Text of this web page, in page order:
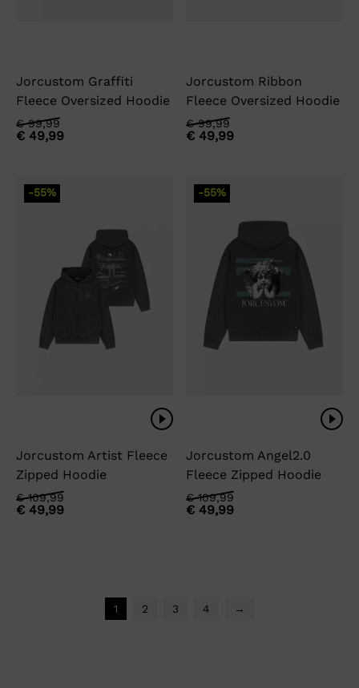
Jorcustom Graffiti
Fleece Oversized Hoodie
€99,99
Oorspronkelijke
prijs
€ 49,99
Huidige
prijs
Jorcustom Ribbon
Fleece Oversized Hoodie
€99,99
Oorspronkelijke
prijs
€ 49,99
Huidige
prijs
-55%
Jorcustom Artist Fleece
Zipped Hoodie
€109,99
Oorspronkelijke
prijs
€ 49,99
Huidige
prijs
-55%
Jorcustom Angel2.0
Fleece Zipped Hoodie
€109,99
Oorspronkelijke
prijs
€ 49,99
Huidige
prijs
1 2 3 4 →